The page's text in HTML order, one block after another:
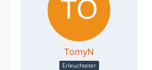
TomyN
Erleuchteter